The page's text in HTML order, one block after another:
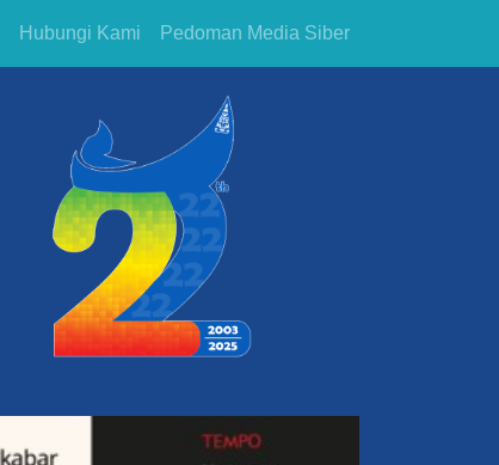
Hubungi Kami Pedoman Media Siber